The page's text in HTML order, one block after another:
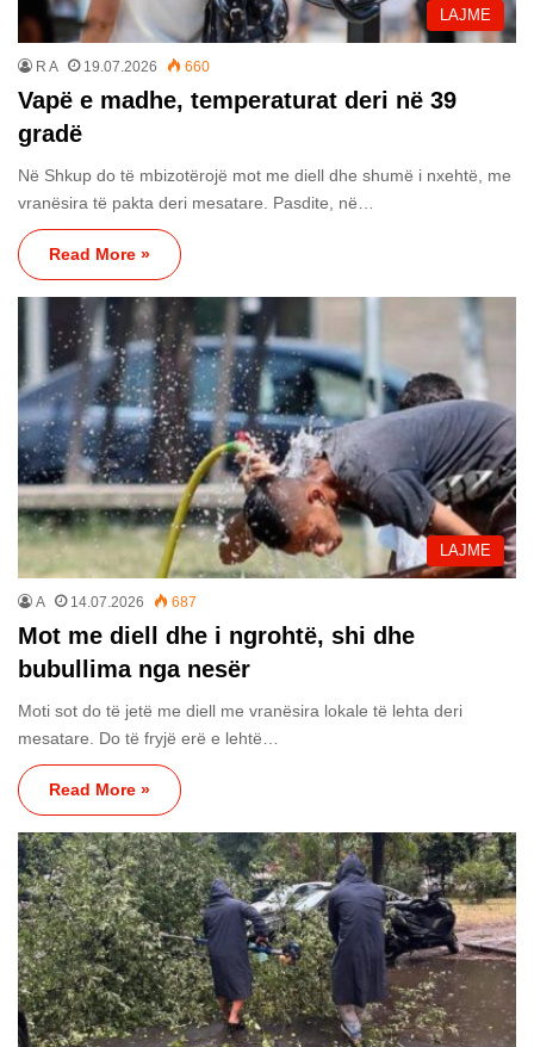
LAJME
R A 19.07.2026 660
Vapë e madhe, temperaturat deri në 39
gradë
Në Shkup do të mbizotërojë mot me diell dhe shumë i nxehtë, me
vranësira të pakta deri mesatare. Pasdite, në…
Read More »
LAJME
A 14.07.2026 687
Mot me diell dhe i ngrohtë, shi dhe
bubullima nga nesër
Moti sot do të jetë me diell me vranësira lokale të lehta deri
mesatare. Do të fryjë erë e lehtë…
Read More »